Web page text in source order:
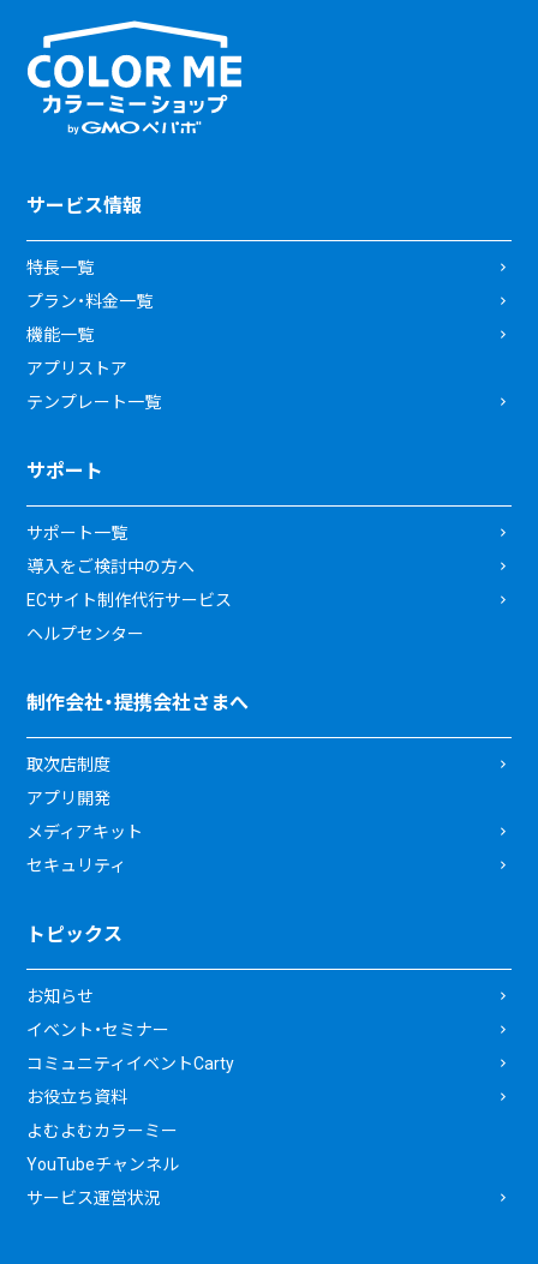
サービス情報
特長一覧
プラン・料金一覧
機能一覧
アプリストア
テンプレート一覧
サポート
サポート一覧
導入をご検討中の方へ
ECサイト制作代行サービス
ヘルプセンター
制作会社・提携会社さまへ
取次店制度
アプリ開発
メディアキット
セキュリティ
トピックス
お知らせ
イベント・セミナー
コミュニティイベントCarty
お役立ち資料
よむよむカラーミー
YouTubeチャンネル
サービス運営状況